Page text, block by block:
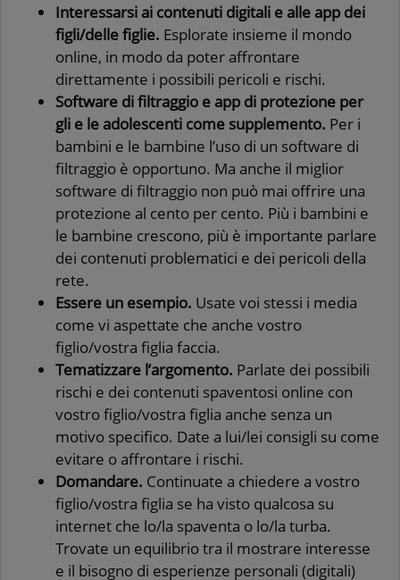
Interessarsi ai contenuti digitali e alle app dei
figli/delle figlie. Esplorate insieme il mondo
online, in modo da poter affrontare
direttamente i possibili pericoli e rischi.
Software di filtraggio e app di protezione per
gli e le adolescenti come supplemento. Per i
bambini e le bambine l’uso di un software di
filtraggio è opportuno. Ma anche il miglior
software di filtraggio non può mai offrire una
protezione al cento per cento. Più i bambini e
le bambine crescono, più è importante parlare
dei contenuti problematici e dei pericoli della
rete.
Essere un esempio. Usate voi stessi i media
come vi aspettate che anche vostro
figlio/vostra figlia faccia.
Tematizzare l’argomento. Parlate dei possibili
rischi e dei contenuti spaventosi online con
vostro figlio/vostra figlia anche senza un
motivo specifico. Date a lui/lei consigli su come
evitare o affrontare i rischi.
Domandare. Continuate a chiedere a vostro
figlio/vostra figlia se ha visto qualcosa su
internet che lo/la spaventa o lo/la turba.
Trovate un equilibrio tra il mostrare interesse
e il bisogno di esperienze personali (digitali)